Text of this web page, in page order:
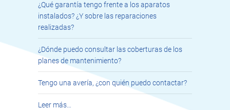
¿Qué garantía tengo frente a los aparatos
instalados? ¿Y sobre las reparaciones
realizadas?
¿Dónde puedo consultar las coberturas de los
planes de mantenimiento?
Tengo una avería, ¿con quién puedo contactar?
Leer más…